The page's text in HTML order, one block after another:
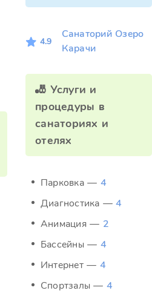
4.9
Санаторий Озеро
Карачи
🎳 Услуги и
процедуры в
санаториях и
отелях
Парковка — 4
Диагностика —4
Анимация — 2
Бассейны — 4
Интернет — 4
Спортзалы — 4